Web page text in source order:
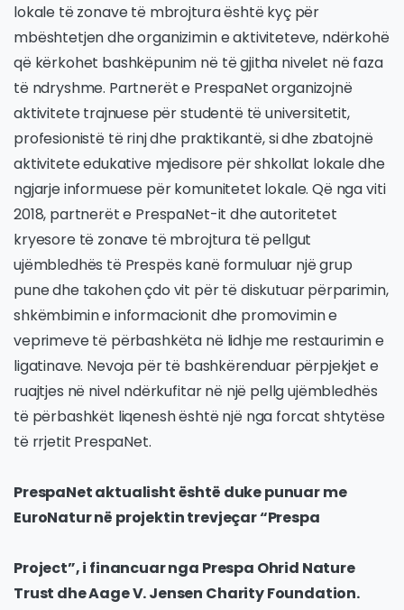
lokale të zonave të mbrojtura është kyç për
mbështetjen dhe organizimin e aktiviteteve, ndërkohë
që kërkohet bashkëpunim në të gjitha nivelet në faza
të ndryshme. Partnerët e PrespaNet organizojnë
aktivitete trajnuese për studentë të universitetit,
profesionistë të rinj dhe praktikantë, si dhe zbatojnë
aktivitete edukative mjedisore për shkollat lokale dhe
ngjarje informuese për komunitetet lokale. Që nga viti
2018, partnerët e PrespaNet-it dhe autoritetet
kryesore të zonave të mbrojtura të pellgut
ujëmbledhës të Prespës kanë formuluar një grup
pune dhe takohen çdo vit për të diskutuar përparimin,
shkëmbimin e informacionit dhe promovimin e
veprimeve të përbashkëta në lidhje me restaurimin e
ligatinave. Nevoja për të bashkërenduar përpjekjet e
ruajtjes në nivel ndërkufitar në një pellg ujëmbledhës
të përbashkët liqenesh është një nga forcat shtytëse
të rrjetit PrespaNet.
PrespaNet aktualisht është duke punuar me
EuroNatur në projektin trevjeçar “Prespa
Project”, i financuar nga Prespa Ohrid Nature
Trust dhe Aage V. Jensen Charity Foundation.